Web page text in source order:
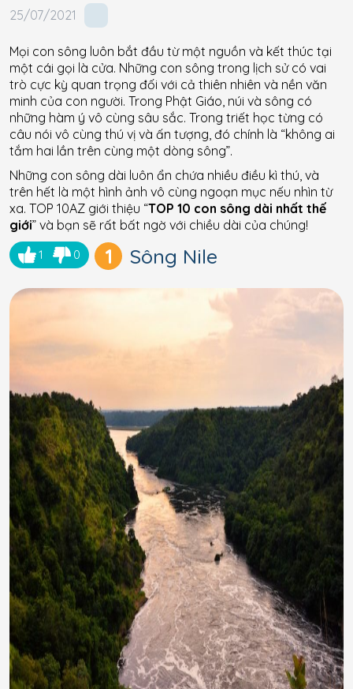
25/07/2021
Mọi con sông luôn bắt đầu từ một nguồn và kết thúc tại
một cái gọi là cửa. Những con sông trong lịch sử có vai
trò cực kỳ quan trọng đối với cả thiên nhiên và nền văn
minh của con người. Trong Phật Giáo, núi và sông có
những hàm ý vô cùng sâu sắc. Trong triết học từng có
câu nói vô cùng thú vị và ấn tượng, đó chính là “không ai
tắm hai lần trên cùng một dòng sông”.
Những con sông dài luôn ẩn chứa nhiều điều kì thú, và
trên hết là một hình ảnh vô cùng ngoạn mục nếu nhìn từ
xa. TOP 10AZ giới thiệu “TOP 10 con sông dài nhất thế
giới” và bạn sẽ rất bất ngờ với chiều dài của chúng!
1 0 1 Sông Nile